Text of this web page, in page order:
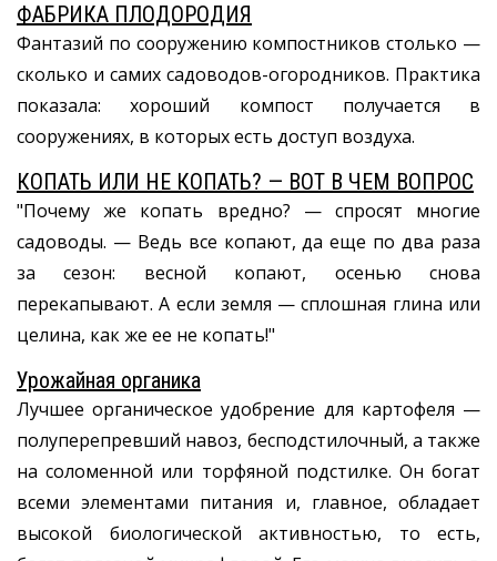
ФАБРИКА ПЛОДОРОДИЯ
Фантазий по сооружению компостников столько —
сколько и самих садоводов-огородников. Практика
показала: хороший компост получается в
сооружениях, в которых есть доступ воздуха.
КОПАТЬ ИЛИ НЕ КОПАТЬ? — ВОТ В ЧЕМ ВОПРОС
"Почему же копать вредно? — спросят многие
садоводы. — Ведь все копают, да еще по два раза
за сезон: весной копают, осенью снова
перекапывают. А если земля — сплошная глина или
целина, как же ее не копать!"
Урожайная органика
Лучшее органическое удобрение для картофеля —
полуперепревший навоз, бесподстилочный, а также
на соломенной или торфяной подстилке. Он богат
всеми элементами питания и, главное, обладает
высокой биологической активностью, то есть,